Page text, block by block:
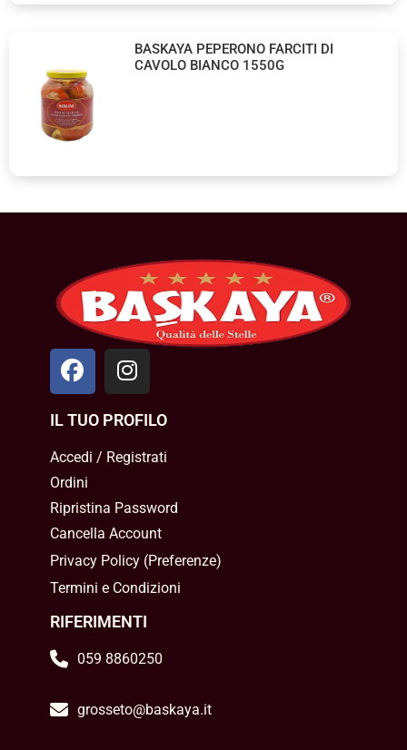
BASKAYA PEPERONO FARCITI DI
CAVOLO BIANCO 1550G
IL TUO PROFILO
Accedi / Registrati
Ordini
Ripristina Password
Cancella Account
Privacy Policy(Preferenze)
Termini e Condizioni
RIFERIMENTI
059 8860250
grosseto@baskaya.it